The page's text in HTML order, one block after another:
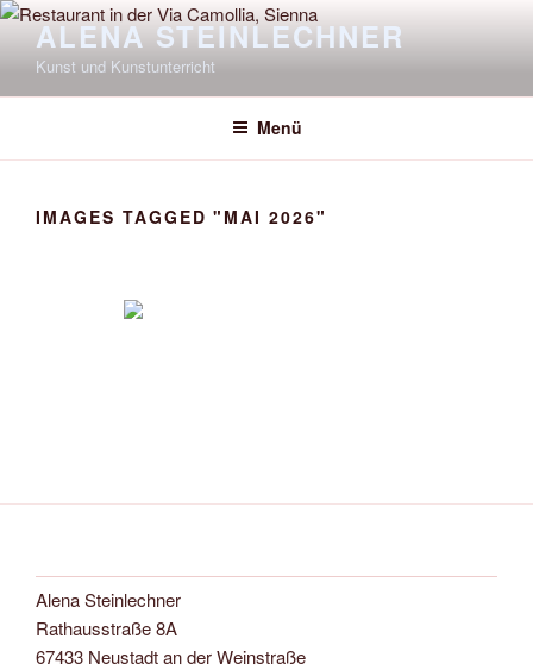
Zum
Inhalt
springen
ALENA STEINLECHNER
Kunst und Kunstunterricht
Menü
IMAGES TAGGED "MAI 2026"
Alena Steinlechner
Rathausstraße 8A
67433 Neustadt an der Weinstraße